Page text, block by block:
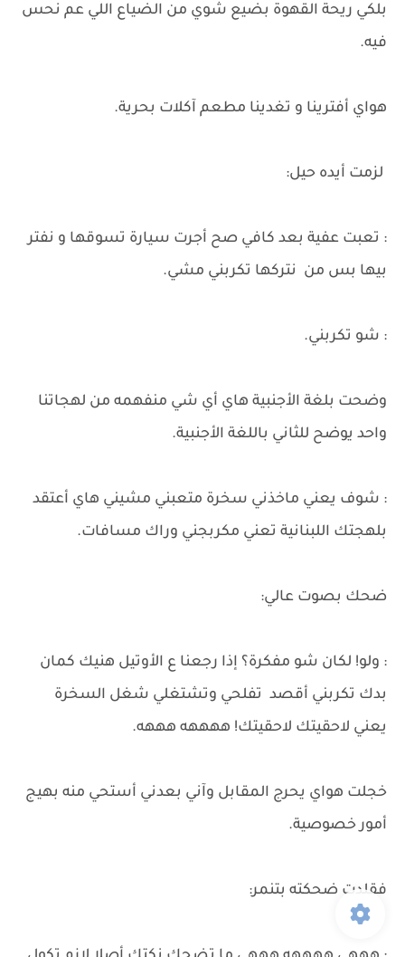
بلكي ريحة القهوة بضيع شوي من الضياع اللي عم نحس
فيه.
​هواي أفترينا و تغدينا مطعم آكلات بحرية.
لزمت أيده حيل:
: تعبت عفية بعد كافي صح أجرت سيارة تسوقها و نفتر
بيها بس من نتركها تكربني مشي.
: شو تكربني.
وضحت بلغة الأجنبية هاي أي شي منفهمه من لهجاتنا
واحد يوضح للثاني باللغة الأجنبية.
: شوف يعني ماخذني سخرة متعبني مشيني هاي أعتقد
بلهجتك اللبنانية تعني مكربجني وراك مسافات.
ضحك بصوت عالي:
: ولو! لكان شو مفكرة؟ إذا رجعنا ع الأوتيل هنيك كمان
بدك تكربني أقصد تفلحي وتشتغلي شغل السخرة
يعني لاحقيتك لاحقيتك! ههههه هههه.
خجلت هواي يحرج المقابل وآني بعدني أستحي منه بهيج
أمور خصوصية.
فقلدت ضحكته بتنمر: